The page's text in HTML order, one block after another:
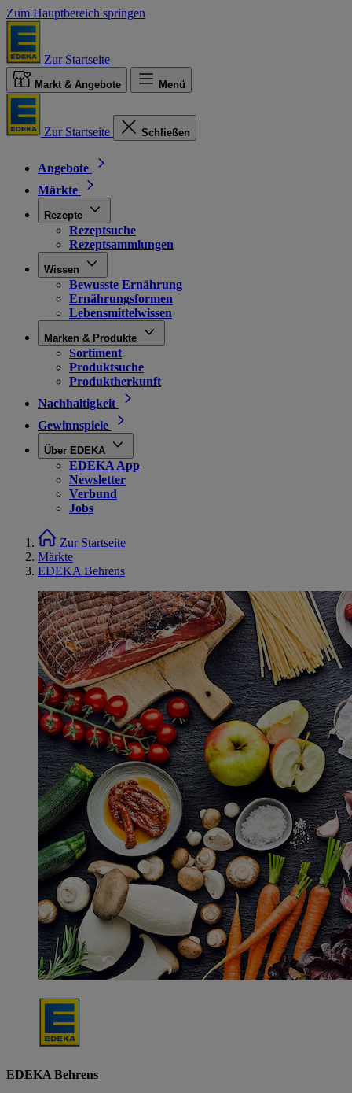
Zum Hauptbereich springen
Zur Startseite
Markt & Angebote Menü
Zur Startseite Schließen
Angebote
Märkte
Rezepte
Rezeptsuche
Rezeptsammlungen
Wissen
Bewusste Ernährung
Ernährungsformen
Lebensmittelwissen
Marken & Produkte
Sortiment
Produktsuche
Produktherkunft
Nachhaltigkeit
Gewinnspiele
Über EDEKA
EDEKA App
Newsletter
Verbund
Jobs
Zur Startseite
Märkte
EDEKA Behrens
EDEKA Behrens